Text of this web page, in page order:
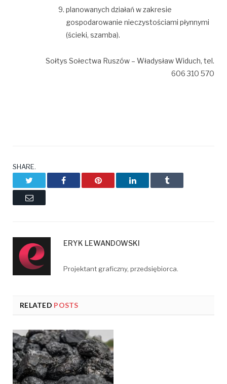
planowanych działań w zakresie
gospodarowanie nieczystościami płynnymi
(ścieki, szamba).
Sołtys Sołectwa Ruszów – Władysław Widuch, tel.
606 310 570
SHARE.
TwitterFacebookPinterestLinkedInTumblr
Email
ERYK LEWANDOWSKI
Projektant graficzny, przedsiębiorca.
RELATED POSTS